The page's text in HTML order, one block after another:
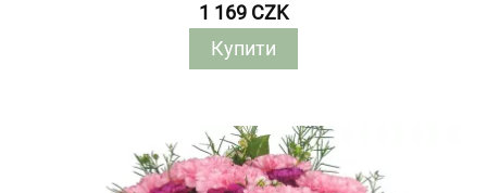
1 169 CZK
Купити